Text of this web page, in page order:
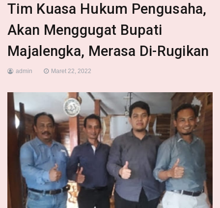
Tim Kuasa Hukum Pengusaha,
Akan Menggugat Bupati
Majalengka, Merasa Di-Rugikan
admin Maret 22, 2022